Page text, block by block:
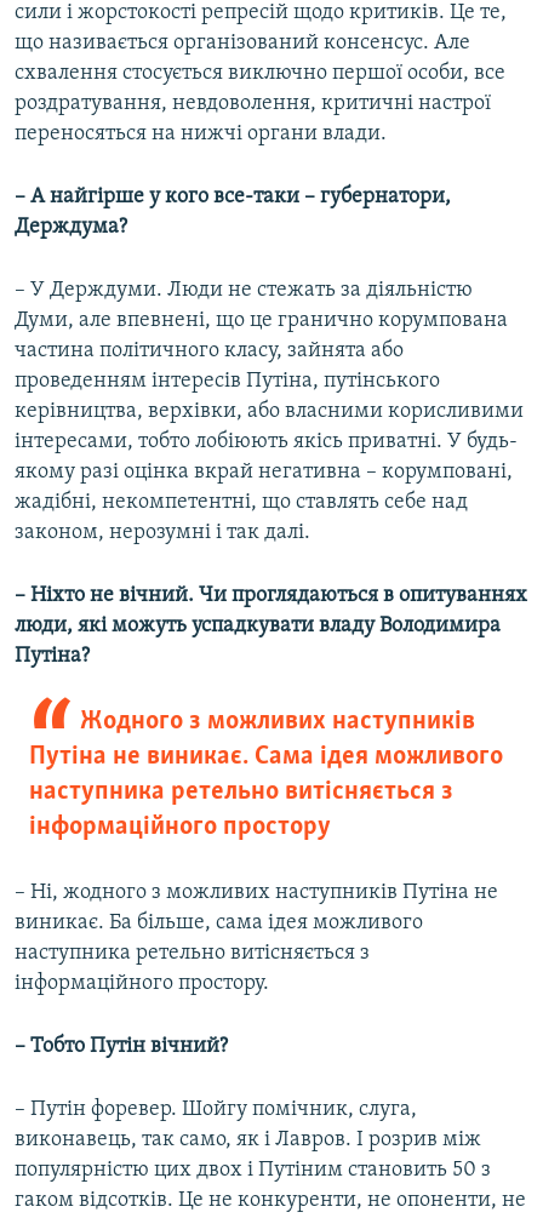
сили і жорстокості репресій щодо критиків. Це те,
що називається організований консенсус. Але
схвалення стосується виключно першої особи, все
роздратування, невдоволення, критичні настрої
переносяться на нижчі органи влади.
– А найгірше у кого все-таки – губернатори,
Держдума?
– У Держдуми. Люди не стежать за діяльністю
Думи, але впевнені, що це гранично корумпована
частина політичного класу, зайнята або
проведенням інтересів Путіна, путінського
керівництва, верхівки, або власними корисливими
інтересами, тобто лобіюють якісь приватні. У будь-
якому разі оцінка вкрай негативна – корумповані,
жадібні, некомпетентні, що ставлять себе над
законом, нерозумні і так далі.
– Ніхто не вічний. Чи проглядаються в опитуваннях
люди, які можуть успадкувати владу Володимира
Путіна?
Жодного з можливих наступників
Путіна не виникає. Сама ідея можливого
наступника ретельно витісняється з
інформаційного простору
– Ні, жодного з можливих наступників Путіна не
виникає. Ба більше, сама ідея можливого
наступника ретельно витісняється з
інформаційного простору.
– Тобто Путін вічний?
– Путін форевер. Шойгу помічник, слуга,
виконавець, так само, як і Лавров. І розрив між
популярністю цих двох і Путіним становить 50 з
гаком відсотків. Це не конкуренти, не опоненти, не